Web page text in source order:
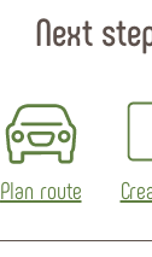
Next
Plan route